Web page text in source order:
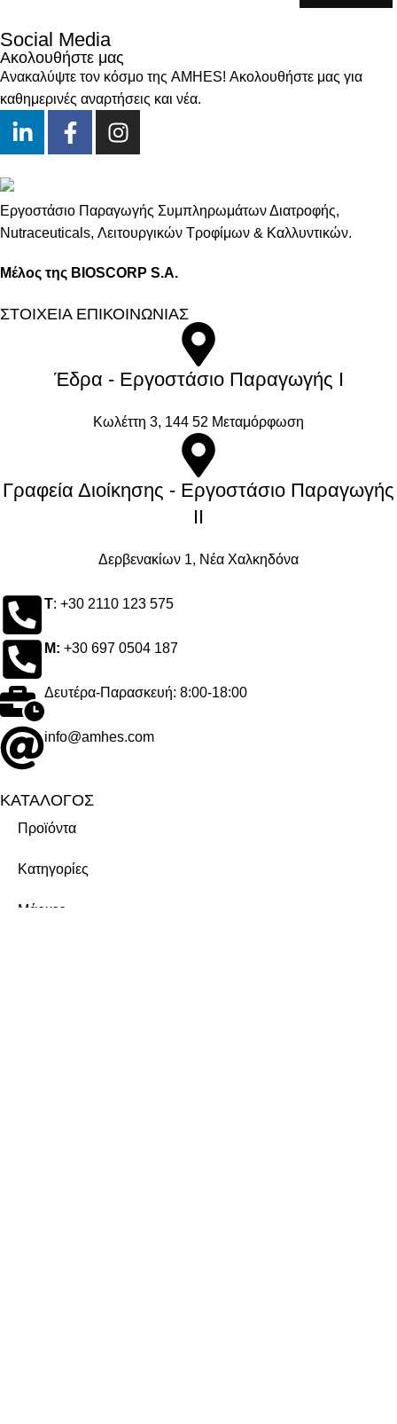
Social Media
Ακολουθήστε μας
Ανακαλύψτε τον κόσμο της AMHES! Ακολουθήστε μας για
καθημερινές αναρτήσεις και νέα.
Εργοστάσιο Παραγωγής Συμπληρωμάτων Διατροφής,
Νutraceuticals, Λειτουργικών Τροφίμων & Καλλυντικών.
Μέλος της BIOSCORP S.A.
ΣΤΟΙΧΕΙΑ ΕΠΙΚΟΙΝΩΝΙΑΣ
Έδρα - Εργοστάσιο Παραγωγής Ι
Kωλέττη 3, 144 52 Μεταμόρφωση
Γραφεία Διοίκησης - Εργοστάσιο Παραγωγής
ΙΙ
Δερβενακίων 1, Νέα Χαλκηδόνα
Τ: +30 2110 123 575
M: +30 697 0504 187
Δευτέρα-Παρασκευή: 8:00-18:00
info@amhes.com
ΚΑΤΑΛΟΓΟΣ
Προϊόντα
Κατηγορίες
Μάρκες